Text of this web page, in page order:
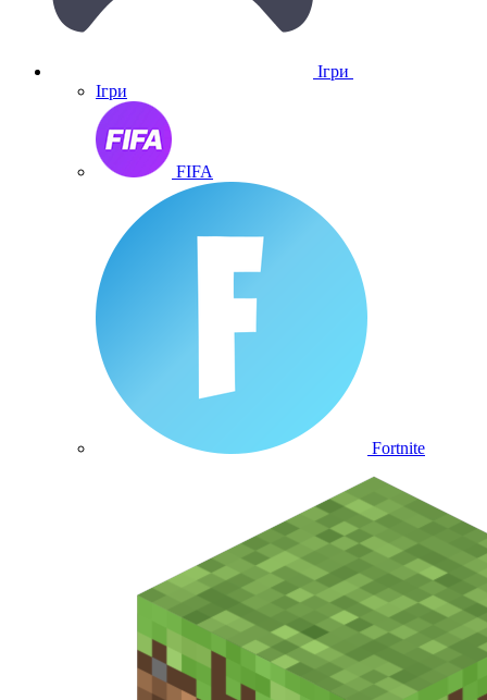
Ігри
Ігри
FIFA
Fortnite